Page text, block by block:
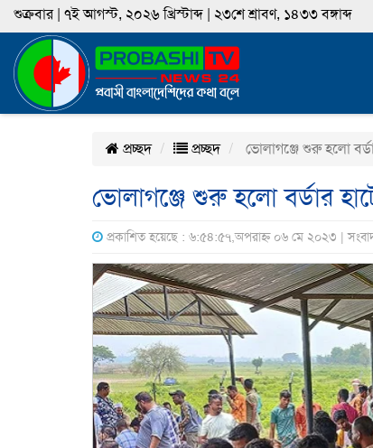
শুক্রবার | ৭ই আগস্ট, ২০২৬ খ্রিস্টাব্দ | ২৩শে শ্রাবণ, ১৪৩৩ বঙ্গাব্দ
প্রচ্ছদ প্রচ্ছদ ভোলাগঞ্জে শুরু হলো
ভোলাগঞ্জে শুরু হলো বর্ডার
প্রকাশিত হয়েছে : ৬:৫৪:৫৭,অপরাহ্ন ০৬ মে ২০২৩ |